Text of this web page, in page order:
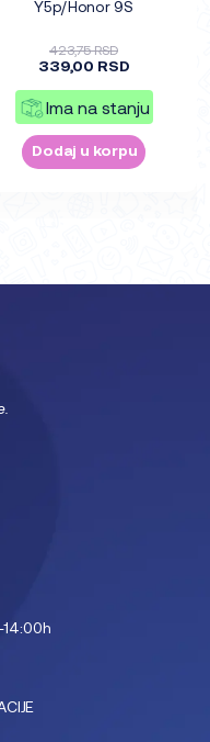
Y5p/Honor 9S
423,75 RSD
339,00 RSD
Ima na stanju
Dodaj u korpu